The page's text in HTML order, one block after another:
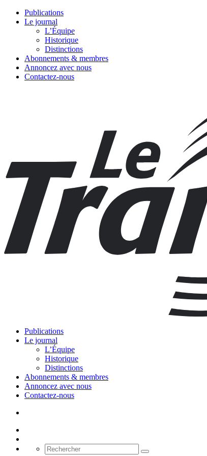
Publications
Le journal
L’Équipe
Historique
Distinctions
Abonnements & membres
Annoncez avec nous
Contactez-nous
Publications
Le journal
L’Équipe
Historique
Distinctions
Abonnements & membres
Annoncez avec nous
Contactez-nous